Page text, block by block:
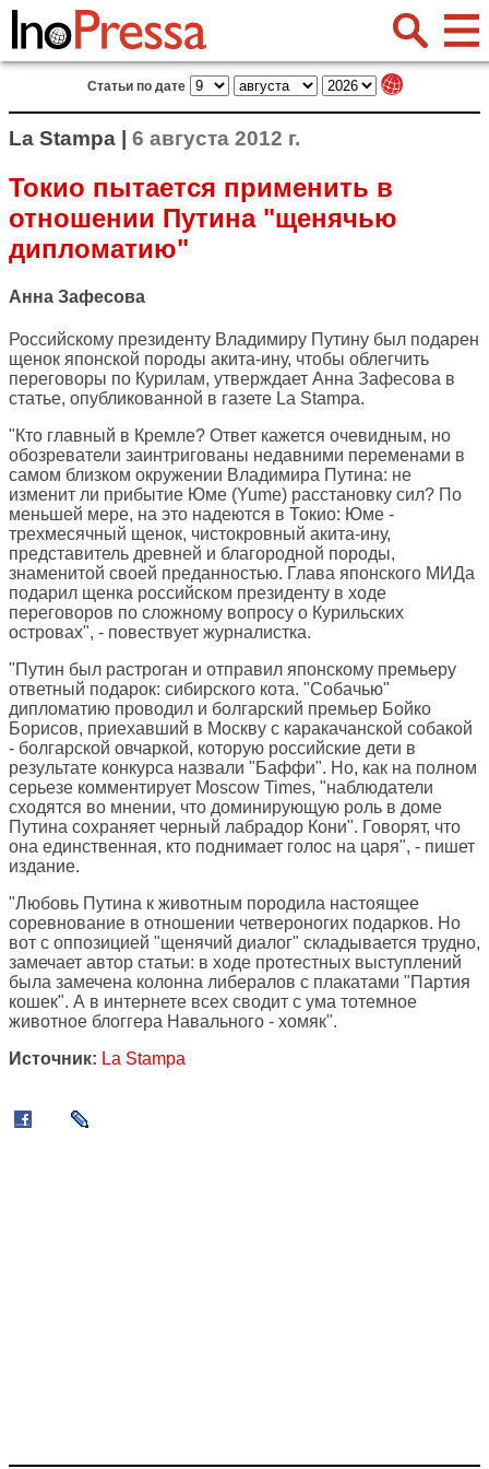
Статьи по дате
La Stampa | 6 августа 2012 г.
Токио пытается применить в
отношении Путина "щенячью
дипломатию"
Анна Зафесова
Российскому президенту Владимиру Путину был подарен
щенок японской породы акита-ину, чтобы облегчить
переговоры по Курилам, утверждает Анна Зафесова в
статье, опубликованной в газете La Stampa.
"Кто главный в Кремле? Ответ кажется очевидным, но
обозреватели заинтригованы недавними переменами в
самом близком окружении Владимира Путина: не
изменит ли прибытие Юме (Yume) расстановку сил? По
меньшей мере, на это надеются в Токио: Юме -
трехмесячный щенок, чистокровный акита-ину,
представитель древней и благородной породы,
знаменитой своей преданностью. Глава японского МИДа
подарил щенка российском президенту в ходе
переговоров по сложному вопросу о Курильских
островах", - повествует журналистка.
"Путин был растроган и отправил японскому премьеру
ответный подарок: сибирского кота. "Собачью"
дипломатию проводил и болгарский премьер Бойко
Борисов, приехавший в Москву с каракачанской собакой
- болгарской овчаркой, которую российские дети в
результате конкурса назвали "Баффи". Но, как на полном
серьезе комментирует Moscow Times, "наблюдатели
сходятся во мнении, что доминирующую роль в доме
Путина сохраняет черный лабрадор Кони". Говорят, что
она единственная, кто поднимает голос на царя", - пишет
издание.
"Любовь Путина к животным породила настоящее
соревнование в отношении четвероногих подарков. Но
вот с оппозицией "щенячий диалог" складывается трудно,
замечает автор статьи: в ходе протестных выступлений
была замечена колонна либералов с плакатами "Партия
кошек". А в интернете всех сводит с ума тотемное
животное блоггера Навального - хомяк".
Источник: La Stampa